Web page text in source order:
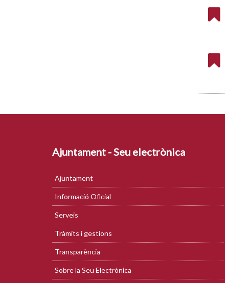
Ajuntament - Seu electrònica
Ajuntament
Informació Oficial
Serveis
Tràmits i gestions
Transparència
Sobre la Seu Electrònica